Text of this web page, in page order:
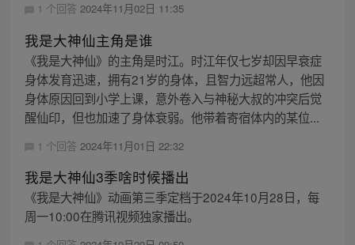
1 个回答 2024年11月02日 11:35
我是大神仙主角是谁
《我是大神仙》的主角是时江。时江年仅七岁却因早衰症
身体发育迅速，拥有21岁的身体，且智力远超常人，他因
身体原因回到小学上课，意外卷入与神秘大叔的冲突后觉
醒仙印，但也加速了身体衰弱。他带着寄宿体内的某位...
1 个回答 2024年11月01日 22:32
我是大神仙3季啥时候播出
《我是大神仙》动画第三季定档于2024年10月28日，每
周一10:00在腾讯视频独家播出。